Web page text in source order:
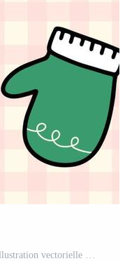
Élément de collection avec ornement d'illustration vectorielle de thème de Noël Vecteur Gratuit